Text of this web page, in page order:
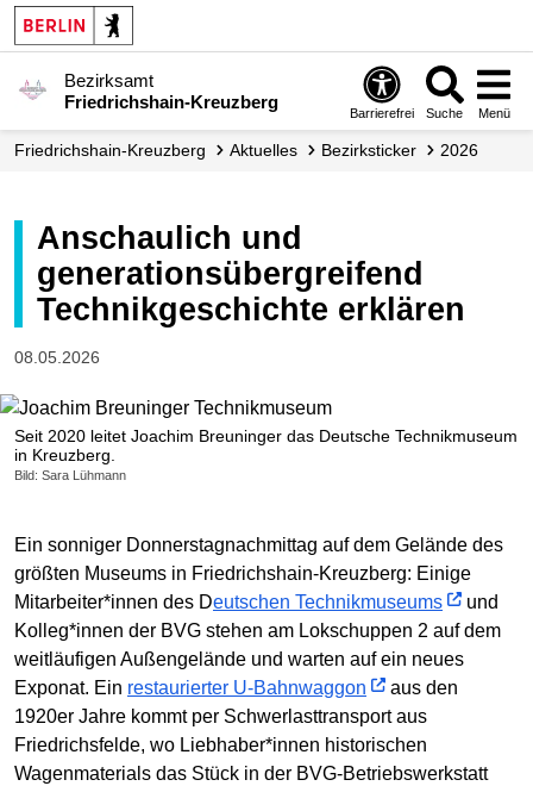
Bezirksamt
Friedrichshain-Kreuzberg
Barrierefrei Suche Menü
Friedrichshain-Kreuzberg Aktuelles Bezirksticker 2026
Anschaulich und
generationsübergreifend
Technikgeschichte erklären
08.05.2026
Seit 2020 leitet Joachim Breuninger das Deutsche Technikmuseum
in Kreuzberg.
Bild: Sara Lühmann
Ein sonniger Donnerstagnachmittag auf dem Gelände des
größten Museums in Friedrichshain-Kreuzberg: Einige
Mitarbeiter*innen des Deutschen Technikmuseums
und
Kolleg*innen der BVG stehen am Lokschuppen 2 auf dem
weitläufigen Außengelände und warten auf ein neues
Exponat. Ein restaurierter U-Bahnwaggon
aus den
1920er Jahre kommt per Schwerlasttransport aus
Friedrichsfelde, wo Liebhaber*innen historischen
Wagenmaterials das Stück in der BVG-Betriebswerkstatt